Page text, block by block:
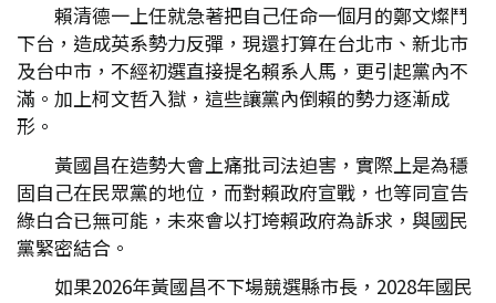
賴清德一上任就急著把自己任命一個月的鄭文燦鬥
下台，造成英系勢力反彈，現還打算在台北市、新北市
及台中市，不經初選直接提名賴系人馬，更引起黨內不
滿。加上柯文哲入獄，這些讓黨內倒賴的勢力逐漸成
形。
黃國昌在造勢大會上痛批司法迫害，實際上是為穩
固自己在民眾黨的地位，而對賴政府宣戰，也等同宣告
綠白合已無可能，未來會以打垮賴政府為訴求，與國民
黨緊密結合。
如果2026年黃國昌不下場競選縣市長，2028年國民